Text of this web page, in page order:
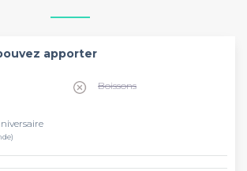
apporter
Boissons